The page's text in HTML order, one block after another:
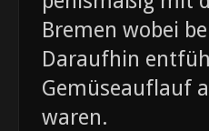
Bremen wobei
Daraufhin
Gemüseauflauf
waren.